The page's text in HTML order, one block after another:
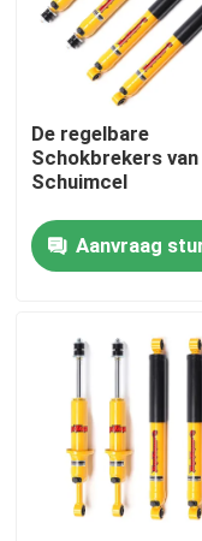
Fabriekstocht
Kwaliteitscontrole
Neem contact
Nieuws
Regelbare
De Schokbreker
De regelbare
Schokbrekers van
Schuimcel
Aanvraag